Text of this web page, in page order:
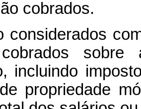
cobrados.
considerados
cobrados
incluindo
propriedade